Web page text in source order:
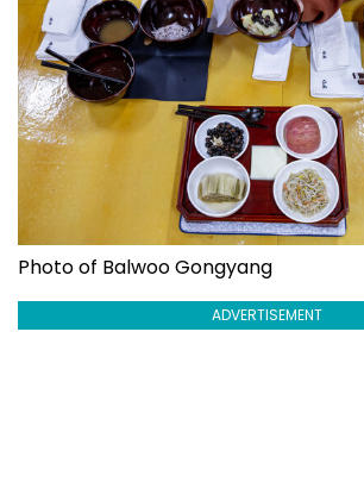
Photo of Balwoo Gongyang
ADVERTISEMENT